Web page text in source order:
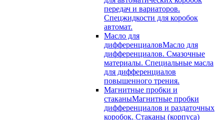
передач и вариаторов.
Спецжидкости для коробок
автомат.
Масло для
дифференциаловМасло для
дифференциалов. Смазочные
материалы. Специальные масла
для дифференциалов
повышенного трения.
Магнитные пробки и
стаканыМагнитные пробки
дифференциалов и раздаточных
коробок. Стаканы (корпуса)